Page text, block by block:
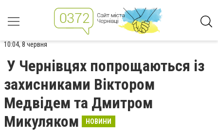
10:04, 8 червня
У Чернівцях попрощаються із
захисниками Віктором
Медвідем та Дмитром
Микуляком
НОВИНИ